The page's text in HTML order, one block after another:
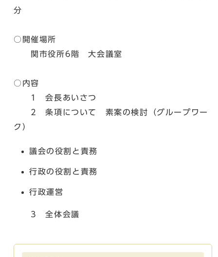
分
○開催場所
関市役所6階 大会議室
○内容
1 会長あいさつ
2 条項について 素案の検討（グループワー
ク）
議会の役割と責務
行政の役割と責務
行政運営
3 全体会議